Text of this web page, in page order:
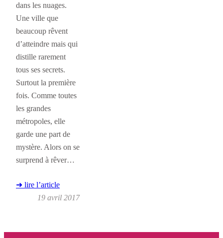
dans les nuages.
Une ville que
beaucoup rêvent
d’atteindre mais qui
distille rarement
tous ses secrets.
Surtout la première
fois. Comme toutes
les grandes
métropoles, elle
garde une part de
mystère. Alors on se
surprend à rêver…
➜ lire l’article
19 avril 2017